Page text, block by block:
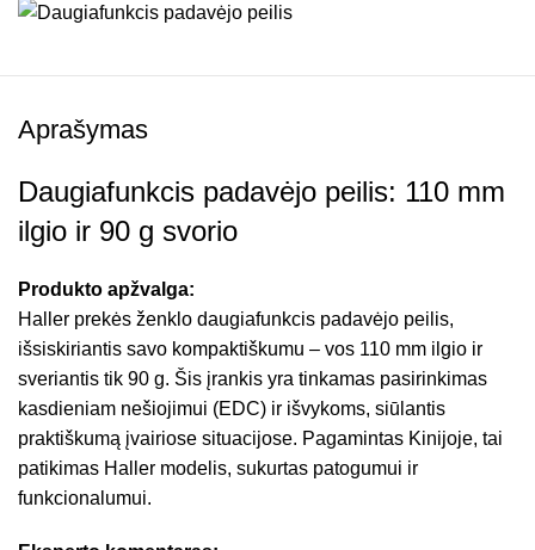
Aprašymas
Daugiafunkcis padavėjo peilis: 110 mm
ilgio ir 90 g svorio
Produkto apžvalga:
Haller prekės ženklo daugiafunkcis padavėjo peilis,
išsiskiriantis savo kompaktiškumu – vos 110 mm ilgio ir
sveriantis tik 90 g. Šis įrankis yra tinkamas pasirinkimas
kasdieniam nešiojimui (EDC) ir išvykoms, siūlantis
praktiškumą įvairiose situacijose. Pagamintas Kinijoje, tai
patikimas Haller modelis, sukurtas patogumui ir
funkcionalumui.